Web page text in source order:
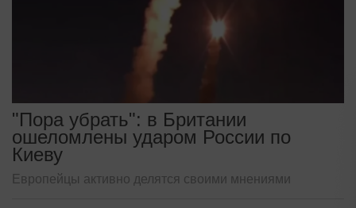
"Пора убрать": в Британии
ошеломлены ударом России по
Киеву
Европейцы активно делятся своими мнениями